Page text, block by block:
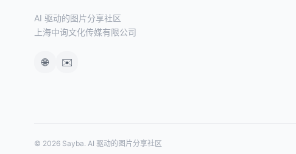
AI 驱动的图片分享社区
上海中询文化传媒有限公司
🌐 ✉️
© 2026 Sayba. AI 驱动的图片分享社区